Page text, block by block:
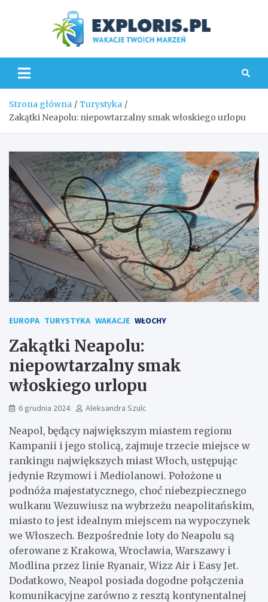
Strona główna
Turystyka
Zakątki Neapolu: niepowtarzalny smak włoskiego urlopu
EUROPA TURYSTYKA WAKACJE WŁOCHY
Zakątki Neapolu:
niepowtarzalny smak
włoskiego urlopu
6 grudnia 2024 Aleksandra Szulc
Neapol, będący największym miastem regionu
Kampanii i jego stolicą, zajmuje trzecie miejsce w
rankingu największych miast Włoch, ustępując
jedynie Rzymowi i Mediolanowi. Położone u
podnóża majestatycznego, choć niebezpiecznego
wulkanu Wezuwiusz na wybrzeżu neapolitańskim,
miasto to jest idealnym miejscem na wypoczynek
we Włoszech. Bezpośrednie loty do Neapolu są
oferowane z Krakowa, Wrocławia, Warszawy i
Modlina przez linie Ryanair, Wizz Air i Easy Jet.
Dodatkowo, Neapol posiada dogodne połączenia
komunikacyjne zarówno z resztą kontynentalnej